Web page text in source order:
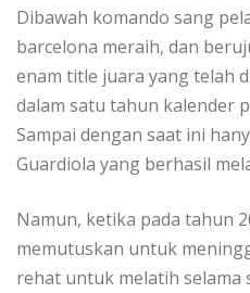
Dibawah komando sang
barcelona meraih, dan
enam title juara yang telah
dalam satu tahun kalender
Sampai dengan saat ini
Guardiola yang berhasil
Namun, ketika pada tahun
memutuskan untuk
rehat untuk melatih selama